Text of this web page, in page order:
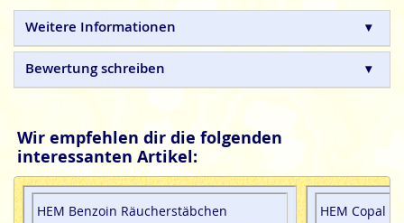
Weitere Informationen
Bewertung schreiben
Wir empfehlen dir die folgenden
interessanten Artikel:
HEM Benzoin Räucherstäbchen HEM Copal